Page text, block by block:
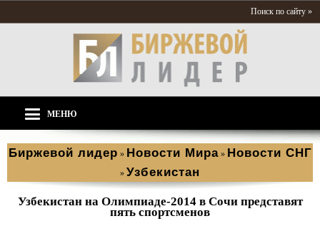
Поиск по сайту »
МЕНЮ
Биржевой лидер » Новости Мира » Новости СНГ
» Узбекистан
Узбекистан на Олимпиаде-2014 в Сочи представят
пять спортсменов